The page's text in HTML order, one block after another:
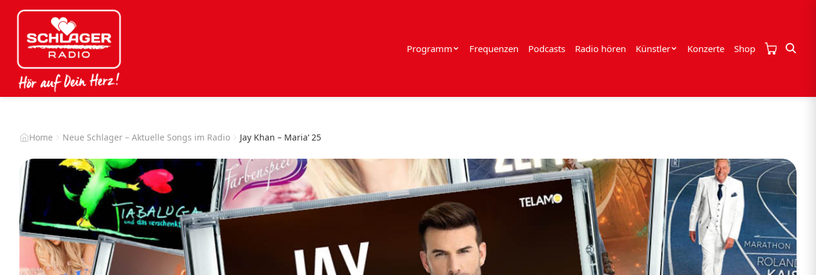
Programm Frequenzen Podcasts Radio hören Künstler Konzerte Shop
Home Neue Schlager – Aktuelle Songs im Radio Jay Khan – Maria‘ 25